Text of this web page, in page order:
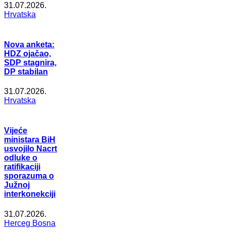
31.07.2026.
Hrvatska
Nova anketa:
HDZ ojačao,
SDP stagnira,
DP stabilan
31.07.2026.
Hrvatska
Vijeće
ministara BiH
usvojilo Nacrt
odluke o
ratifikaciji
sporazuma o
Južnoj
interkonekciji
31.07.2026.
Herceg Bosna